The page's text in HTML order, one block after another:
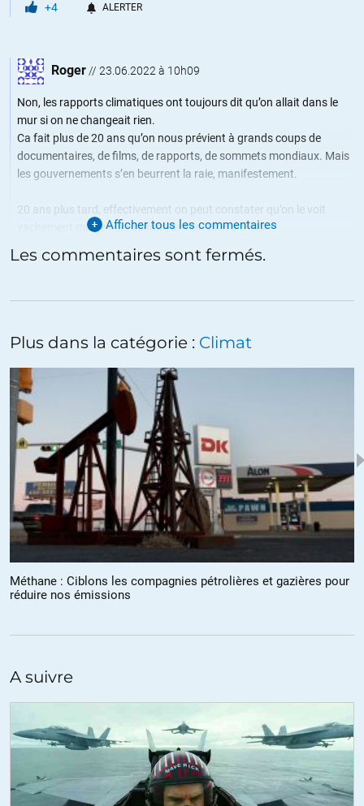
+4 ALERTER
Roger// 23.06.2022 à 10h09
Non, les rapports climatiques ont toujours dit qu’on allait dans le
mur si on ne changeait rien.
Ca fait plus de 20 ans qu’on nous prévient à grands coups de
documentaires, de films, de rapports, de sommets mondiaux. Mais
les gouvernements s’en beurrent la raie, manifestement.
20 ans plus tard, effectivement on peut constater qu’on le voit
vachement mieux maintenant, le mur. Bravo à eux.
+17 ALERTER
azuki//23.06.2022 à 21h00
Ça fait BEAUCOUP plus longtemps que ça que les pétrolier le
savent même si leurs études étaient beaucoup plus sommaires
que celles du GIEC.
Donc, comme solution, il ont organisé à coup de milliards le
lobbing, la corruption et l’intoxication mentale a grande échelle
pour pouvoir quand même appuyer à fond sur l’accélérateur, de
toute manière: après moi le déluge.
+7 ALERTER
C’est normal, avant cela ne rapportait rien ou empêchait de faire
Le plus étrange c’est que les critiques les plus virulent du
pourtant significatif. Il est pourtant de notoriété publique que le
capitalisme ne s’inquiete ni des conséquences ni de la vérité,
seulement des profits.
+7 ALERTER
Afficher tous les commentaires
Les commentaires sont fermés.
Plus dans la catégorie : Climat
Méthane : Ciblons les compagnies pétrolières et gazières pour
réduire nos émissions
A suivre